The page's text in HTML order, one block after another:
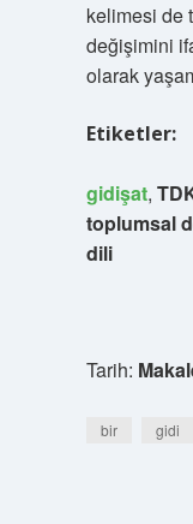
kelimesi de
değişimini
olarak
Etiketler:
gidişat,
toplumsal
dili
Tarih:
bir gidi